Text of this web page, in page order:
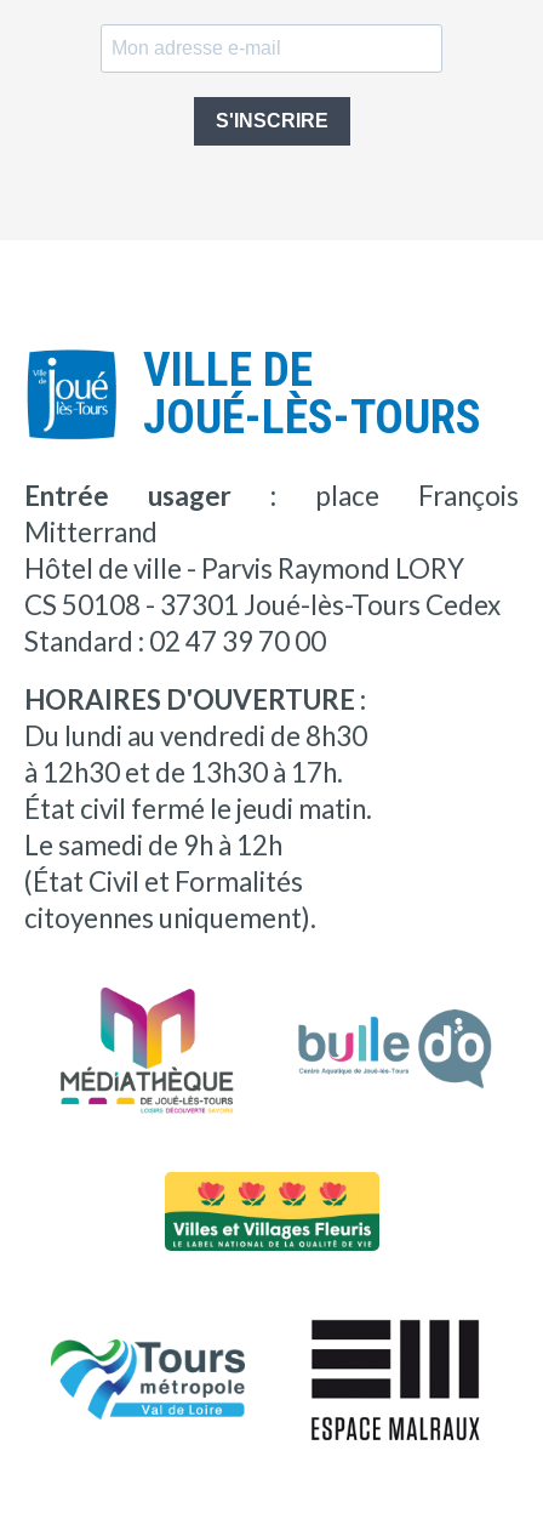
S'INSCRIRE
VILLE DE
JOUÉ-LÈS-TOURS
Entrée usager : place François
Mitterrand
Hôtel de ville - Parvis Raymond LORY
CS 50108 - 37301 Joué-lès-Tours Cedex
Standard : 02 47 39 70 00
HORAIRES D'OUVERTURE :
Du lundi au vendredi de 8h30
à 12h30 et de 13h30 à 17h.
État civil fermé le jeudi matin.
Le samedi de 9h à 12h
(État Civil et Formalités
citoyennes uniquement).